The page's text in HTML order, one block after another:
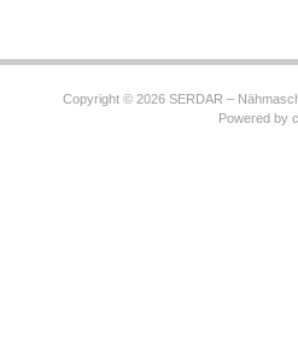
Copyright © 2026 SERDAR –
Powered by